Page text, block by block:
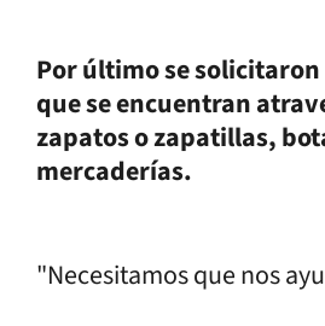
Por último se
que se encuentran
zapatos o zapatillas,
mercaderías.
"Necesitamos que nos